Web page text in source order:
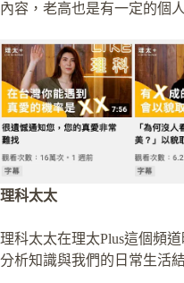
內容，老高也是有一定的個
理科太太
理科太太在理太Plus這個頻
分析知識與我們的日常生活